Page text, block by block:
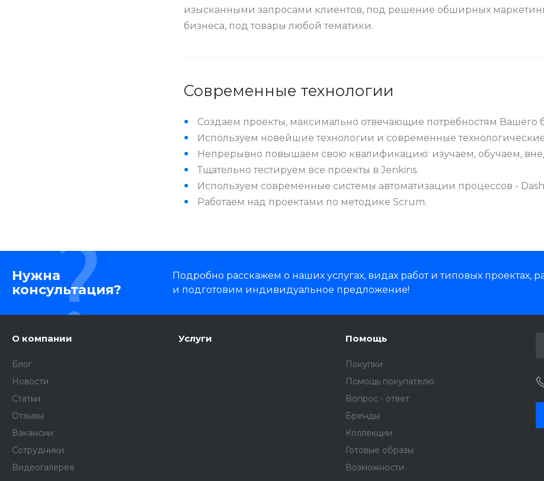
изысканными запросами клиентов, под решение обширных
бизнеса, под товары любой тематики.
Современные технологии
Создаем проекты, максимально отвечающие потребностям Вашего
Используем новейшие технологии и современные
Непрерывно повышаем свою квалификацию: изучаем, обучаем,
Тщательно тестируем все проекты в Jenkins.
Используем современные системы автоматизации процессов -
Работаем над проектами по методике Scrum.
Нужна
консультация?
Подробно расскажем о наших услугах, видах работ и типовых проектах,
и подготовим индивидуальное предложение!
О компании
Блог
Новости
Статьи
Отзывы
Вакансии
Сотрудники
Видеогалерея
Услуги Помощь
Покупки
Помощь покупателю
Вопрос - ответ
Бренды
Коллекции
Готовые образы
Возможности